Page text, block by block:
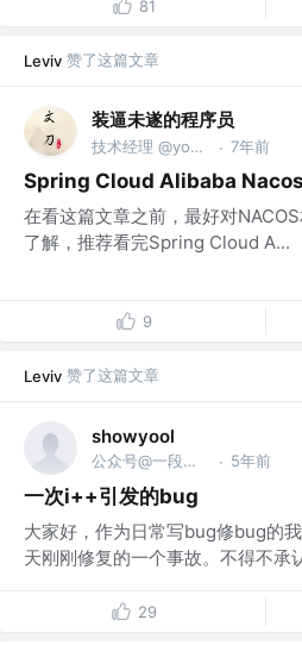
81
Leviv 赞了这篇文章
装逼未遂的程序员
技术经理 @yoogurt · 7年前
Spring Cloud Alibaba Nacos
在看这篇文章之前，最好对
了解，推荐看完Spring Cloud A...
9
Leviv 赞了这篇文章
showyool
公众号@一段有温度的代码 @蚂蚁金服·支付宝 · 5年前
一次i++引发的bug
大家好，作为日常写bug修bug的
天刚刚修复的一个事故。不得不承
29